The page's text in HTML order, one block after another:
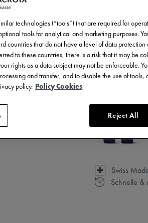
5 - 6 Tage
Verfügbar in 6
Swiss
Schnelle &
technologies (“tools”) that are required for
tools for analytical and marketing purposes.
countries that do not have a level of data
to these countries, there is a risk that it may be
rights as a data subject may not be enforceable.
and transfer, and to disable the use of
policy. Policy Cookies
Reject All